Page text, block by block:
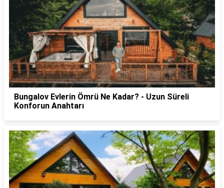
Bungalov Evlerin Ömrü Ne Kadar? - Uzun Süreli
Konforun Anahtarı